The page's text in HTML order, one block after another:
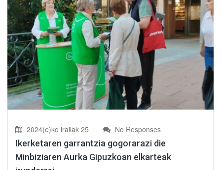
2024(e)ko irailak 25 No Responses
Ikerketaren garrantzia gogorarazi die
Minbiziaren Aurka Gipuzkoan elkarteak